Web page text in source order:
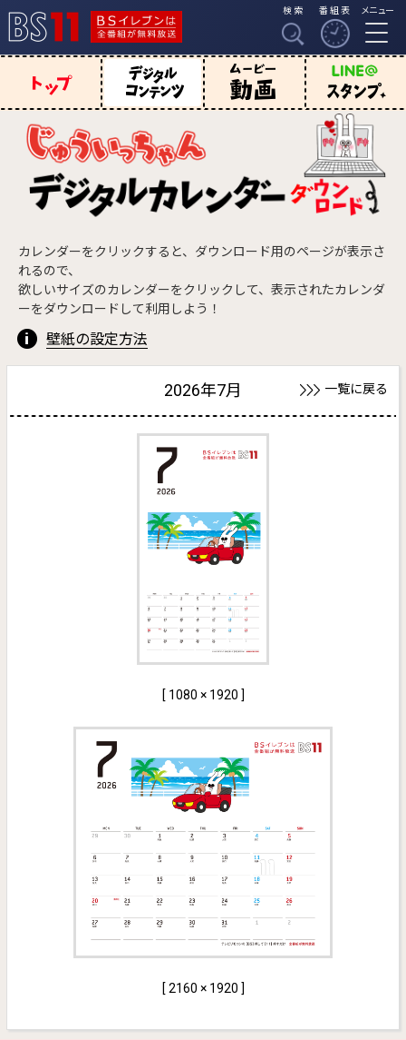
BSイレブンは全番組
が無料放送
検索 番組表 メニュー
じゅういっち
ゃん トップ
デジタルコン
テンツ
じゅういっちゃ
んのスタンプ
カレンダーをクリックすると、ダウンロード用のページが表示さ
れるので、
欲しいサイズのカレンダーをクリックして、表示されたカレンダ
ーをダウンロードして利用しよう！
壁紙の設定方法
2026年7月 一覧に戻る
[ 1080 × 1920 ]
[ 2160 × 1920 ]